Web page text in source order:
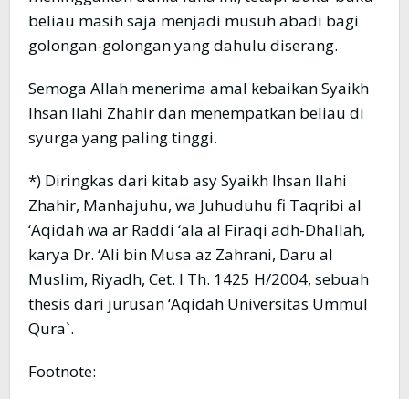
beliau masih saja menjadi musuh abadi bagi
golongan-golongan yang dahulu diserang.
Semoga Allah menerima amal kebaikan Syaikh
Ihsan Ilahi Zhahir dan menempatkan beliau di
syurga yang paling tinggi.
*) Diringkas dari kitab asy Syaikh Ihsan Ilahi
Zhahir, Manhajuhu, wa Juhuduhu fi Taqribi al
‘Aqidah wa ar Raddi ‘ala al Firaqi adh-Dhallah,
karya Dr. ‘Ali bin Musa az Zahrani, Daru al
Muslim, Riyadh, Cet. I Th. 1425 H/2004, sebuah
thesis dari jurusan ‘Aqidah Universitas Ummul
Qura`.
Footnote: